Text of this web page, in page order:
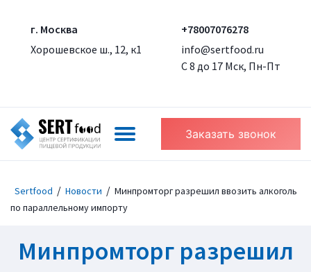
г. Москва
Хорошевское ш., 12, к1
+78007076278
info@sertfood.ru
С 8 до 17 Мск, Пн-Пт
Заказать звонок
Sertfood / Новости / Минпромторг разрешил ввозить алкоголь
по параллельному импорту
Минпромторг разрешил